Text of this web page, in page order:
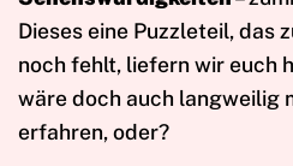
Dieses eine Puzzleteil, das
noch fehlt, liefern wir euch
wäre doch auch langweilig
erfahren, oder?